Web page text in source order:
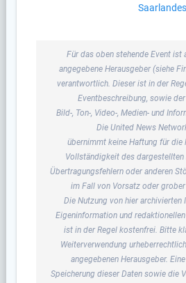
Saarlandes
Für das oben stehende Event ist
angegebene Herausgeber (siehe
verantwortlich. Dieser ist in der
Eventbeschreibung, sowie
Bild-, Ton-, Video-, Medien- und
Die United News
übernimmt keine Haftung für die
Vollständigkeit des dargestellten
Übertragungsfehlern oder anderen
im Fall von Vorsatz oder
Die Nutzung von hier archivierten
Eigeninformation und
ist in der Regel kostenfrei. Bitte
Weiterverwendung
angegebenen Herausgeber.
Speicherung dieser Daten sowie die